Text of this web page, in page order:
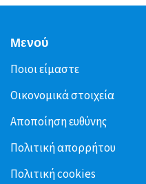
Μενού
Ποιοι είμαστε
Οικονομικά στοιχεία
Αποποίηση ευθύνης
Πολιτική απορρήτου
Πολιτική cookies